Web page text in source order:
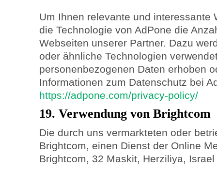
Um Ihnen relevante und interessante
die Technologie von AdPone die
Webseiten unserer Partner. Dazu
oder ähnliche Technologien
personenbezogenen Daten erhoben
Informationen zum Datenschutz bei
https://adpone.com/privacy-policy/
19. Verwendung von Brightcom
Die durch uns vermarkteten oder
Brightcom, einen Dienst der Online
Brightcom, 32 Maskit, Herziliya,